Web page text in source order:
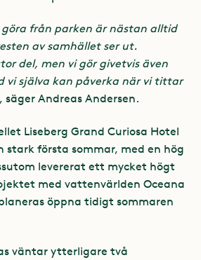
göra från parken är nästan alltid
av samhället ser ut.
del, men vi gör givetvis även
vi själva kan påverka när vi tittar
, säger Andreas Andersen.
Liseberg Grand Curiosa Hotel
stark första sommar, med en hög
levererat ett mycket högt
med vattenvärlden Oceana
öppna tidigt sommaren
väntar ytterligare två